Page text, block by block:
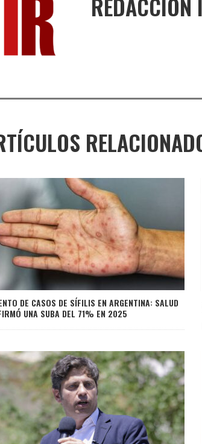
DE CASOS DE SÍFILIS EN ARGENTINA: SALUD
UNA SUBA DEL 71% EN 2025